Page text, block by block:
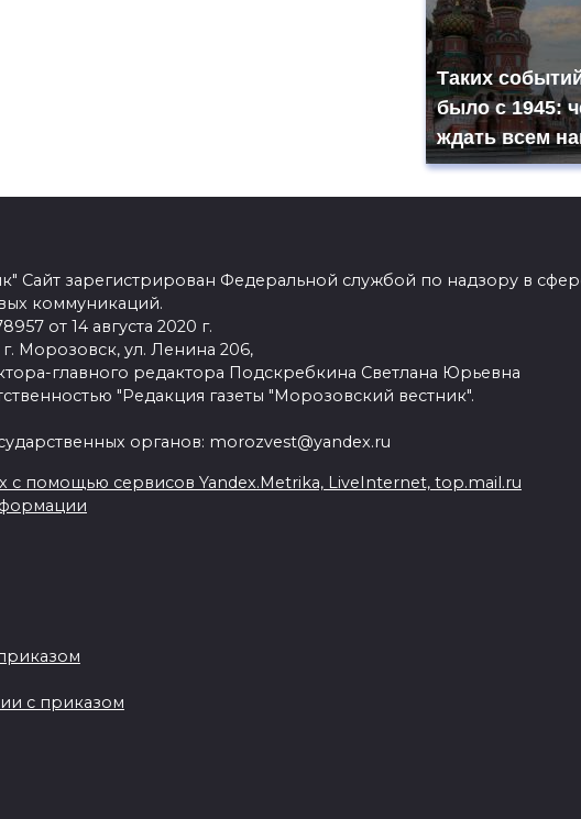
Таких
было с 1945:
ждать всем
Сайт зарегистрирован Федеральной службой по надзору в
коммуникаций.
от 14 августа 2020 г.
Морозовск, ул. Ленина 206,
главного редактора Подскребкина Светлана Юрьевна
"Редакция газеты "Морозовский вестник".
органов: morozvest@yandex.ru
с помощью сервисов Yandex.Metrika, LiveInternet, top.mail.ru
с приказом